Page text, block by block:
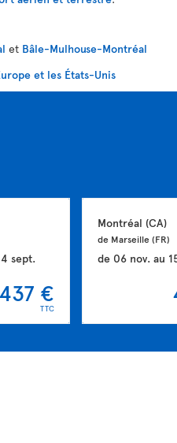
et Bâle-Mulhouse-Montréal
et les États-Unis
sept.
437 €
TTC
Montréal (CA)
de Marseille (FR)
de 06 nov.au